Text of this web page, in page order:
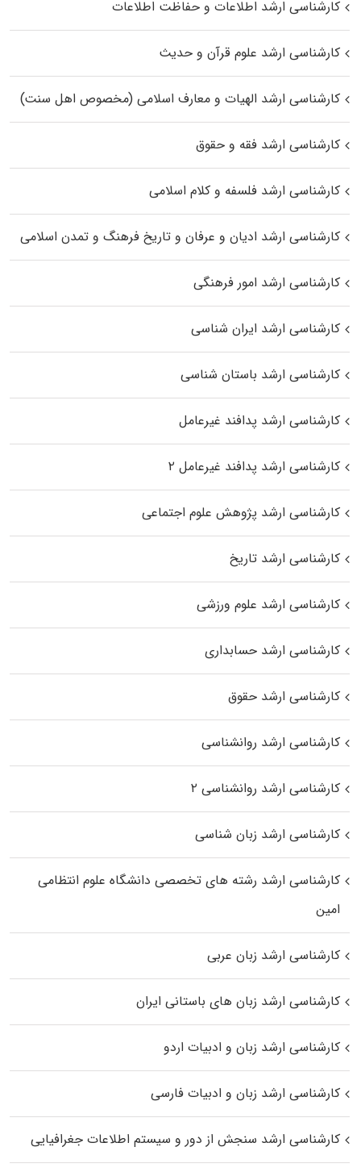
کارشناسی ارشد اطلاعات و حفاظت اطلاعات
کارشناسی ارشد علوم قرآن و حدیث
کارشناسی ارشد الهیات و معارف اسلامی (مخصوص اهل سنت)
کارشناسی ارشد فقه و حقوق
کارشناسی ارشد فلسفه و کلام اسلامی
کارشناسی ارشد ادیان و عرفان و تاریخ فرهنگ و تمدن اسلامی
کارشناسی ارشد امور فرهنگی
کارشناسی ارشد ایران شناسی
کارشناسی ارشد باستان شناسی
کارشناسی ارشد پدافند غیرعامل
کارشناسی ارشد پدافند غیرعامل ۲
کارشناسی ارشد پژوهش علوم اجتماعی
کارشناسی ارشد تاریخ
کارشناسی ارشد علوم ورزشی
کارشناسی ارشد حسابداری
کارشناسی ارشد حقوق
کارشناسی ارشد روانشناسی
کارشناسی ارشد روانشناسی ۲
کارشناسی ارشد زبان شناسی
کارشناسی ارشد رﺷﺘﻪ ﻫﺎی تخصصی داﻧﺸﮕﺎه ﻋﻠﻮم انتظامی
اﻣﻴﻦ
کارشناسی ارشد زبان عربی
کارشناسی ارشد زبان‌ های باستانی ایران
کارشناسی ارشد زبان و ادبیات اردو
کارشناسی ارشد زبان و ادبیات فارسی
کارشناسی ارشد سنجش از دور و سیستم اطلاعات جغرافیایی